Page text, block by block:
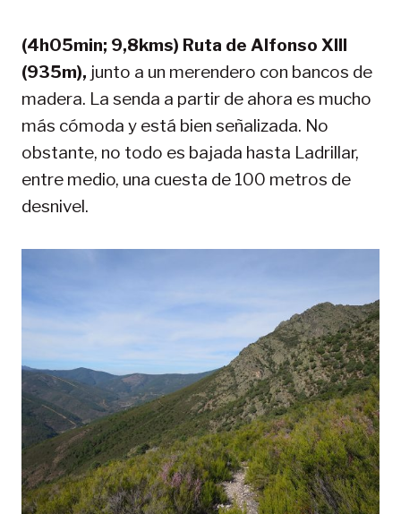
(4h05min; 9,8kms) Ruta de Alfonso XIII
(935m), junto a un merendero con bancos de
madera. La senda a partir de ahora es mucho
más cómoda y está bien señalizada. No
obstante, no todo es bajada hasta Ladrillar,
entre medio, una cuesta de 100 metros de
desnivel.